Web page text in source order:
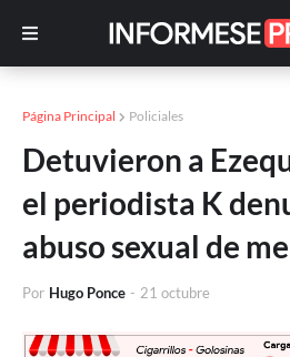
Página Principal Policiales
Detuvieron a
el periodista K
abuso sexual de
Por Hugo Ponce - 21 octubre